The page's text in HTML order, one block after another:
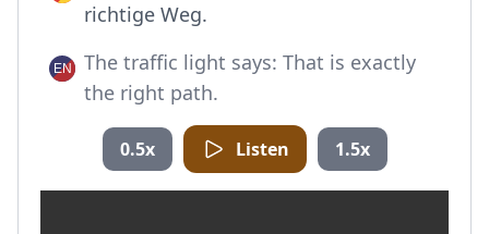
richtige Weg.
The traffic light says: That is exactly
the right path.
0.5x Listen 1.5x